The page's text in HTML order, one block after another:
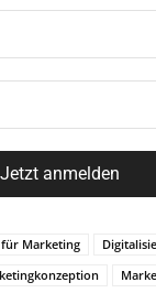
Marketing